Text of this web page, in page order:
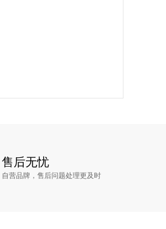
售后无忧
自营品牌，售后问题处理更及时